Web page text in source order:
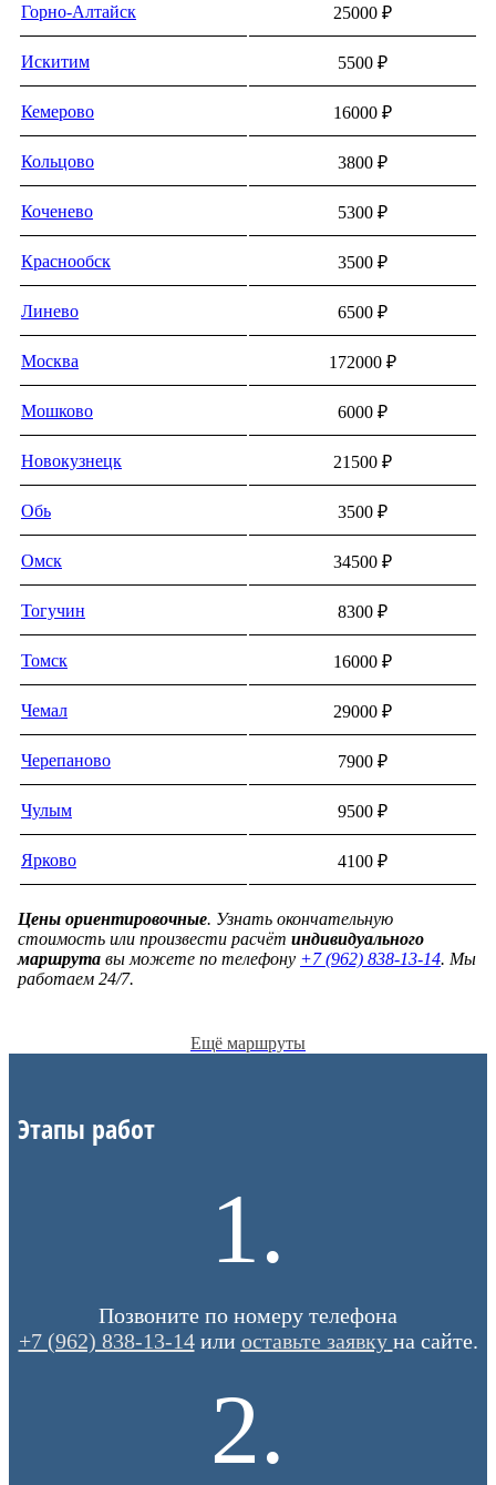
Горно-Алтайск 25000 ₽
Искитим 5500 ₽
Кемерово 16000 ₽
Кольцово 3800 ₽
Коченево 5300 ₽
Краснообск 3500 ₽
Линево 6500 ₽
Москва 172000 ₽
Мошково 6000 ₽
Новокузнецк 21500 ₽
Обь 3500 ₽
Омск 34500 ₽
Тогучин 8300 ₽
Томск 16000 ₽
Чемал 29000 ₽
Черепаново 7900 ₽
Чулым 9500 ₽
Ярково 4100 ₽
Цены ориентировочные. Узнать окончательную
стоимость или произвести расчёт индивидуального
маршрутавы можете по телефону +7 (962) 838-13-14. Мы
работаем 24/7.
Ещё маршруты
Этапы работ
1.
Позвоните по номеру телефона
+7 (962) 838-13-14или оставьте заявку на сайте.
2.